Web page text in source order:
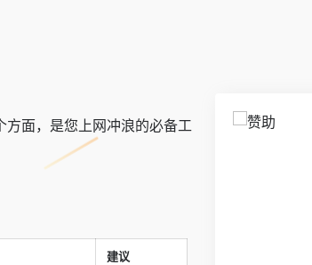
面，是您上网冲浪的必备工
建议